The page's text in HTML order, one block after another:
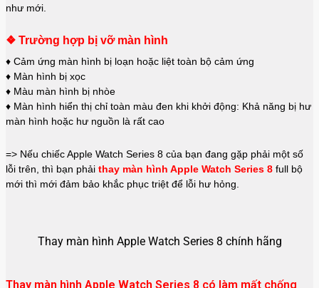
như mới.
❖ Trường hợp bị vỡ màn hình
♦ Cảm ứng màn hình bị loạn hoặc liệt toàn bộ cảm ứng
♦ Màn hình bị xọc
♦ Màu màn hình bị nhòe
♦ Màn hình hiển thị chỉ toàn màu đen khi khởi động: Khả năng bị hư
màn hình hoặc hư nguồn là rất cao
=> Nếu chiếc Apple Watch Series 8 của bạn đang gặp phải một số
lỗi trên, thì bạn phải thay màn hình Apple Watch Series 8 full bộ
mới thì mới đảm bảo khắc phục triệt để lỗi hư hỏng.
Thay màn hình Apple Watch Series 8 chính hãng
Thay màn hình Apple Watch Series 8 có làm mất chống